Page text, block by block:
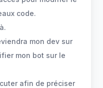
code.
mon dev sur
mon bot sur le
afin de préciser